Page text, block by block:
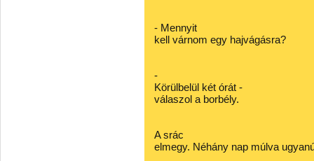
- Mennyit
kell várnom egy hajvágásra?
-
Körülbelül két órát -
válaszol a borbély.
A srác
elmegy. Néhány nap múlva